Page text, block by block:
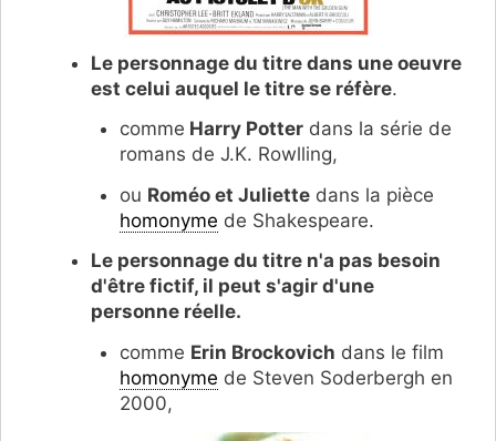
Le personnage du titre dans une oeuvre
est celui auquel le titre se réfère.
comme Harry Potterdans la série de
romans de J.K. Rowlling,
ou Roméo et Juliettedans la pièce
homonyme de Shakespeare.
Le personnage du titre n'a pas besoin
d'être fictif, il peut s'agir d'une
personne réelle.
comme Erin Brockovich dans le film
homonyme de Steven Soderbergh en
2000,